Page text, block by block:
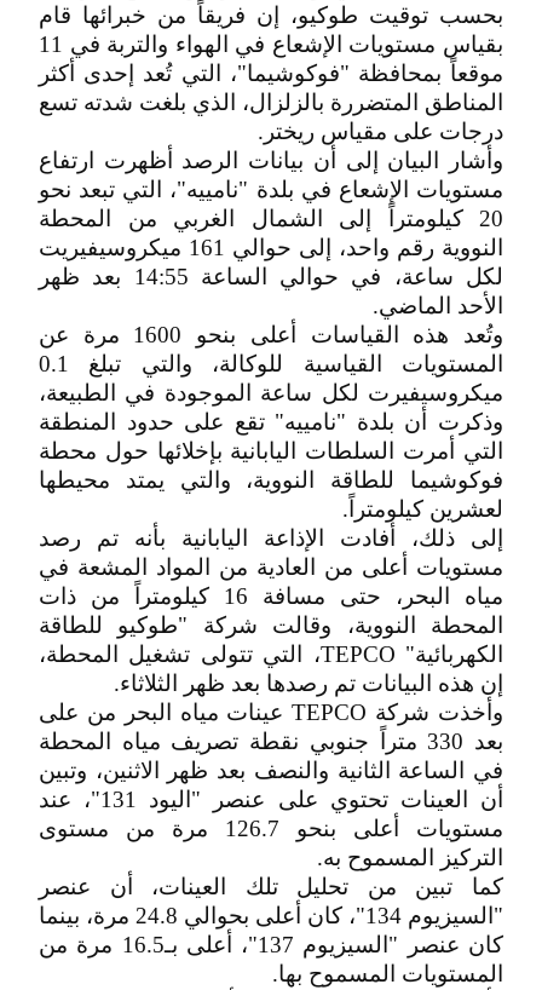
بحسب توقيت طوكيو، إن فريقاً من خبرائها قام
بقياس مستويات الإشعاع في الهواء والتربة في 11
موقعاً بمحافظة "فوكوشيما"، التي تُعد إحدى أكثر
المناطق المتضررة بالزلزال، الذي بلغت شدته تسع
درجات على مقياس ريختر.
وأشار البيان إلى أن بيانات الرصد أظهرت ارتفاع
مستويات الإشعاع في بلدة "نامييه"، التي تبعد نحو
20 كيلومتراً إلى الشمال الغربي من المحطة
النووية رقم واحد، إلى حوالي 161 ميكروسيفيريت
لكل ساعة، في حوالي الساعة 14:55 بعد ظهر
الأحد الماضي.
وتُعد هذه القياسات أعلى بنحو 1600 مرة عن
المستويات القياسية للوكالة، والتي تبلغ 0.1
ميكروسيفيرت لكل ساعة الموجودة في الطبيعة،
وذكرت أن بلدة "نامييه" تقع على حدود المنطقة
التي أمرت السلطات اليابانية بإخلائها حول محطة
فوكوشيما للطاقة النووية، والتي يمتد محيطها
لعشرين كيلومتراً.
إلى ذلك، أفادت الإذاعة اليابانية بأنه تم رصد
مستويات أعلى من العادية من المواد المشعة في
مياه البحر، حتى مسافة 16 كيلومتراً من ذات
المحطة النووية، وقالت شركة "طوكيو للطاقة
الكهربائية" TEPCO، التي تتولى تشغيل المحطة،
إن هذه البيانات تم رصدها بعد ظهر الثلاثاء.
وأخذت شركة TEPCO عينات مياه البحر من على
بعد 330 متراً جنوبي نقطة تصريف مياه المحطة
في الساعة الثانية والنصف بعد ظهر الاثنين، وتبين
أن العينات تحتوي على عنصر "اليود 131"، عند
مستويات أعلى بنحو 126.7 مرة من مستوى
التركيز المسموح به.
كما تبين من تحليل تلك العينات، أن عنصر
"السيزيوم 134"، كان أعلى بحوالي 24.8 مرة، بينما
كان عنصر "السيزيوم 137"، أعلى بـ16.5 مرة من
المستويات المسموح بها.